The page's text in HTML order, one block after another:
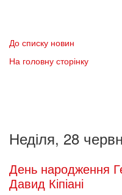
До списку новин
На головну сторінку
Неділя, 28
День народження
Давид Кіпіані